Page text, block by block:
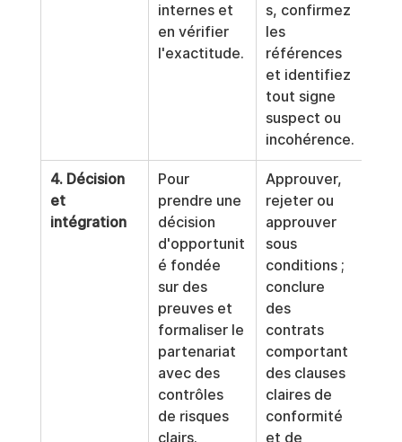
internes et
en vérifier
l'exactitude.
s, confirmez
les
références
et identifiez
tout signe
suspect ou
incohérence.
4. Décision
et
intégration
Pour
prendre une
décision
d'opportunit
é fondée
sur des
preuves et
formaliser le
partenariat
avec des
contrôles
de risques
clairs.
Approuver,
rejeter ou
approuver
sous
conditions ;
conclure
des
contrats
comportant
des clauses
claires de
conformité
et de